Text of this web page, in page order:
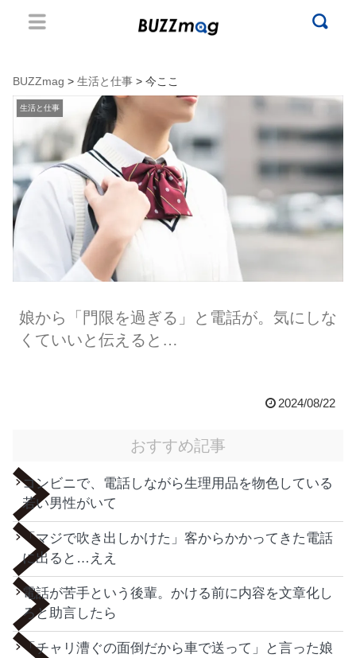
BUZZmag > 生活と仕事 > 今ここ
生活と仕事
娘から「門限を過ぎる」と電話が。気にしな
くていいと伝えると…
2024/08/22
おすすめ記事
コンビニで、電話しながら生理用品を物色している
若い男性がいて
「マジで吹き出しかけた」客からかかってきた電話
に出ると…ええ
電話が苦手という後輩。かける前に内容を文章化し
ろと助言したら
「チャリ漕ぐの面倒だから車で送って」と言った娘